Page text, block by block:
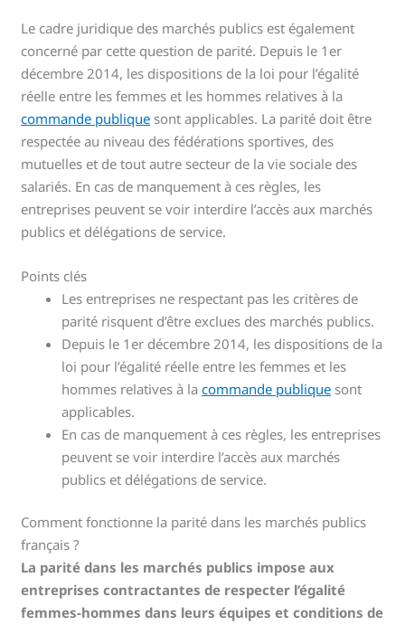
Le cadre juridique des marchés publics est également
concerné par cette question de parité. Depuis le 1er
décembre 2014, les dispositions de la loi pour l’égalité
réelle entre les femmes et les hommes relatives à la
commande publique sont applicables. La parité doit être
respectée au niveau des fédérations sportives, des
mutuelles et de tout autre secteur de la vie sociale des
salariés. En cas de manquement à ces règles, les
entreprises peuvent se voir interdire l’accès aux marchés
publics et délégations de service.
Points clés
Les entreprises ne respectant pas les critères de
parité risquent d’être exclues des marchés publics.
Depuis le 1er décembre 2014, les dispositions de la
loi pour l’égalité réelle entre les femmes et les
hommes relatives à lacommande publique sont
applicables.
En cas de manquement à ces règles, les entreprises
peuvent se voir interdire l’accès aux marchés
publics et délégations de service.
Comment fonctionne la parité dans les marchés publics
français ?
La parité dans les marchés publics impose aux
entreprises contractantes de respecter l’égalité
femmes-hommes dans leurs équipes et conditions de